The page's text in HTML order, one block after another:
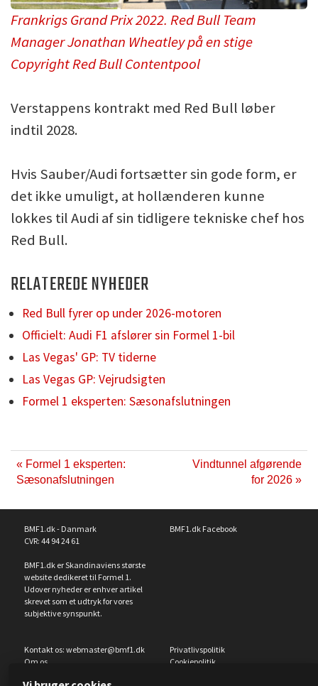
Frankrigs Grand Prix 2022. Red Bull Team
Manager Jonathan Wheatley på en stige
Copyright Red Bull Contentpool
Verstappens kontrakt med Red Bull løber
indtil 2028.
Hvis Sauber/Audi fortsætter sin gode form, er
det ikke umuligt, at hollænderen kunne
lokkes til Audi af sin tidligere tekniske chef hos
Red Bull.
RELATEREDE NYHEDER
Red Bull fyrer op under 2026-motoren
Officielt: Audi F1 afslører sin Formel 1-bil
Las Vegas' GP: TV tiderne
Las Vegas GP: Vejrudsigten
Formel 1 eksperten: Sæsonafslutningen
« Formel 1 eksperten:
Sæsonafslutningen
Vindtunnel afgørende
for 2026 »
BMF1.dk - Danmark
CVR: 44 94 24 61
BMF1.dk er Skandinaviens største
website dedikeret til Formel 1.
Udover nyheder er enhver artikel
skrevet som et udtryk for vores
subjektive synspunkt.
BMF1.dk Facebook
Kontakt os: webmaster@bmf1.dk
Om os
Privatlivspolitik
Cookiepolitik